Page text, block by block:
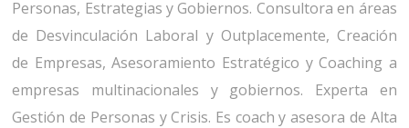
Personas, Estrategias y Gobiernos. Consultora en áreas
de Desvinculación Laboral y Outplacemente, Creación
de Empresas, Asesoramiento Estratégico y Coaching a
empresas multinacionales y gobiernos. Experta en
Gestión de Personas y Crisis. Es coach y asesora de Alta